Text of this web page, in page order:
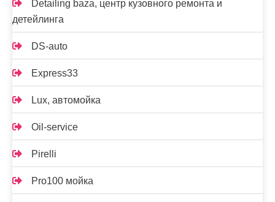
Detailing baza, центр кузовного ремонта и
детейлинга
DS-auto
Express33
Lux, автомойка
Oil-service
Pirelli
Pro100 мойка